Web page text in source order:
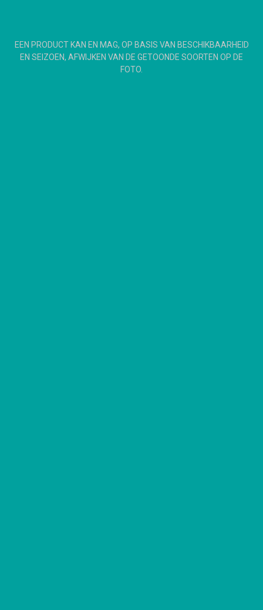
EEN PRODUCT KAN EN MAG, OP BASIS VAN BESCHIKBAARHEID
EN SEIZOEN, AFWIJKEN VAN DE GETOONDE SOORTEN OP DE
FOTO.